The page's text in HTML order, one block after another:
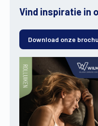
Vind inspiratie in
Download onze